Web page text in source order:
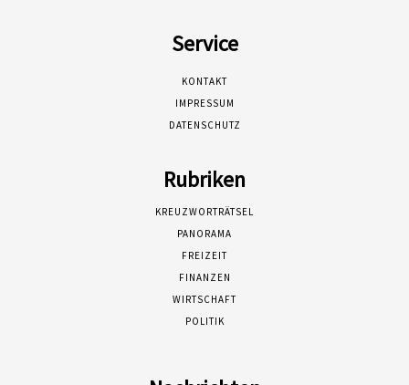
Service
KONTAKT
IMPRESSUM
DATENSCHUTZ
Rubriken
KREUZWORTRÄTSEL
PANORAMA
FREIZEIT
FINANZEN
WIRTSCHAFT
POLITIK